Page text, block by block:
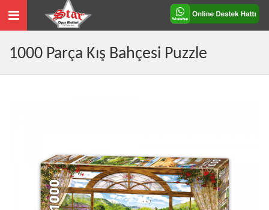
Toggle
navigation
1000 Parça Kış Bahçesi Puzzle